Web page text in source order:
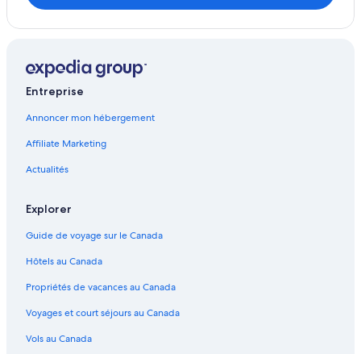
Entreprise
Annoncer mon hébergement
Affiliate Marketing
Actualités
Explorer
Guide de voyage sur le Canada
Hôtels au Canada
Propriétés de vacances au Canada
Voyages et court séjours au Canada
Vols au Canada